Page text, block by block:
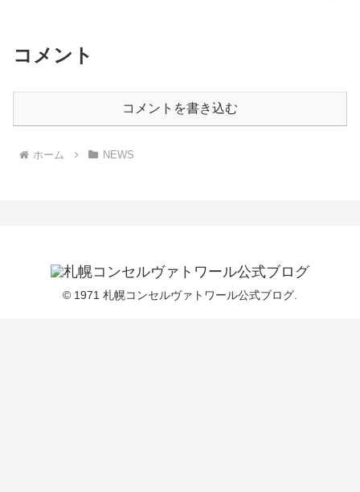
コメント
コメントを書き込む
ホーム NEWS
© 1971 札幌コンセルヴァトワール公式ブログ.